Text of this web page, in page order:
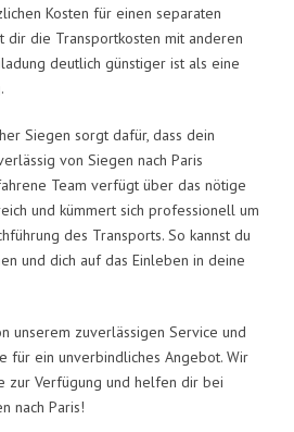
Kosten für einen separaten
dir die Transportkosten mit anderen
deutlich günstiger ist als eine
Siegen sorgt dafür, dass dein
von Siegen nach Paris
Team verfügt über das nötige
und kümmert sich professionell um
des Transports. So kannst du
und dich auf das Einleben in deine
unserem zuverlässigen Service und
für ein unverbindliches Angebot. Wir
zur Verfügung und helfen dir bei
nach Paris!